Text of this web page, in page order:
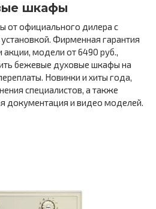
шкафы
официального дилера с
Фирменная гарантия
акции, модели от 6490 руб.,
бежевые духовые шкафы на
Новинки и хиты года,
специалистов, а также
документация и видео моделей.